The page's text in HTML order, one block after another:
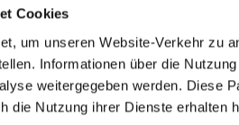
Cookies
um unseren Website-Verkehr zu
Informationen über die
weitergegeben werden. Diese
die Nutzung ihrer Dienste erhalten